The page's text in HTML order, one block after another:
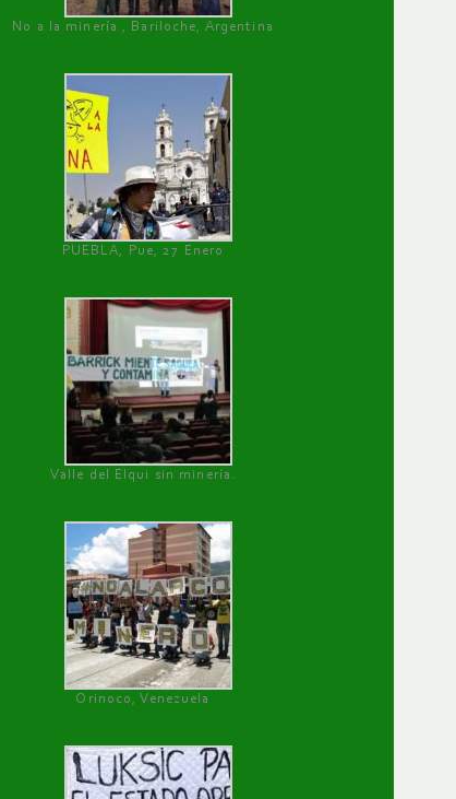
No a la minería , Bariloche, Argentina
PUEBLA, Pue, 27 Enero
Valle del Elqui sin minería.
Orinoco, Venezuela